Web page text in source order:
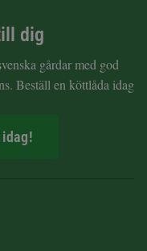
dig
gårdar med god
Beställ en köttlåda idag